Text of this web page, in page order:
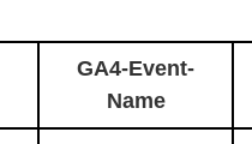
GA4-Event-
Name